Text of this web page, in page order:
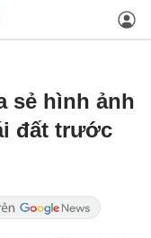
sẻ hình ảnh
đất trước